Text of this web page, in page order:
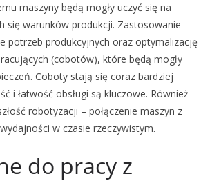
maszyny będą mogły uczyć się na
się warunków produkcji. Zastosowanie
potrzeb produkcyjnych oraz optymalizację
(cobotów), które będą mogły
Coboty stają się coraz bardziej
i łatwość obsługi są kluczowe. Również
robotyzacji – połączenie maszyn z
w czasie rzeczywistym.
do pracy z